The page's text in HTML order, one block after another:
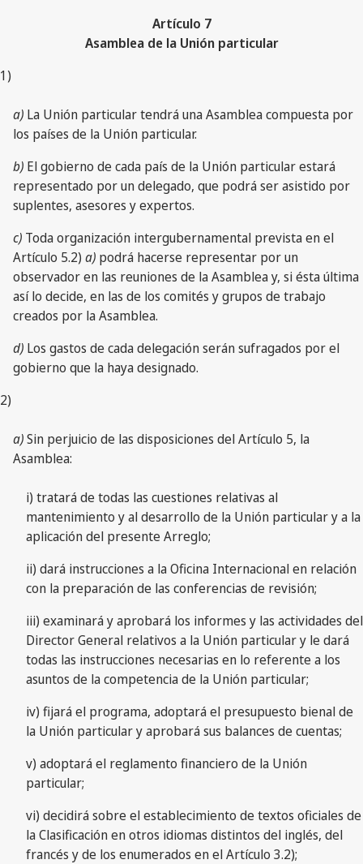
Artículo 7
Asamblea de la Unión particular
1)
a) La Unión particular tendrá una Asamblea compuesta por
los países de la Unión particular.
b) El gobierno de cada país de la Unión particular estará
representado por un delegado, que podrá ser asistido por
suplentes, asesores y expertos.
c) Toda organización intergubernamental prevista en el
Artículo 5.2) a) podrá hacerse representar por un
observador en las reuniones de la Asamblea y, si ésta última
así lo decide, en las de los comités y grupos de trabajo
creados por la Asamblea.
d) Los gastos de cada delegación serán sufragados por el
gobierno que la haya designado.
2)
a)Sin perjuicio de las disposiciones del Artículo 5, la
Asamblea:
i) tratará de todas las cuestiones relativas al
mantenimiento y al desarrollo de la Unión particular y a la
aplicación del presente Arreglo;
ii) dará instrucciones a la Oficina Internacional en relación
con la preparación de las conferencias de revisión;
iii) examinará y aprobará los informes y las actividades del
Director General relativos a la Unión particular y le dará
todas las instrucciones necesarias en lo referente a los
asuntos de la competencia de la Unión particular;
iv) fijará el programa, adoptará el presupuesto bienal de
la Unión particular y aprobará sus balances de cuentas;
v) adoptará el reglamento financiero de la Unión
particular;
vi) decidirá sobre el establecimiento de textos oficiales de
la Clasificación en otros idiomas distintos del inglés, del
francés y de los enumerados en el Artículo 3.2);